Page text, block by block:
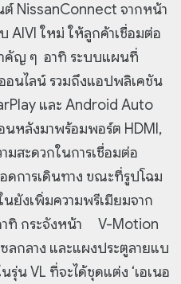
NissanConnect จากหน้า
AIVI ใหม่ ให้ลูกค้าเชื่อมต่อ
คัญ ๆ อาทิ ระบบแผนที่
อนไลน์ รวมถึงแอปพลิเคชัน
และ Android Auto
นหลังมาพร้อมพอร์ต HDMI,
มสะดวกในการเชื่อมต่อ
การเดินทาง ขณะที่รูปโฉม
ยังเพิ่มความพรีเมียมจาก
าทิ กระจังหน้า V-Motion
กลาง และแผงประตูลายแบ
น VL ที่จะได้ชุดแต่ง ‘เอเนอ